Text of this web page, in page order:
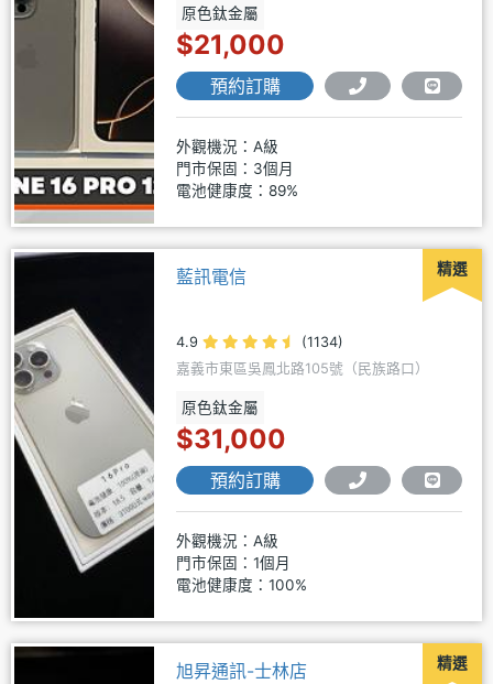
原色鈦金屬
$21,000
預約訂購
外觀機況：A級
門市保固：3個月
電池健康度：89%
精選
藍訊電信
4.9
(1134)
嘉義市東區吳鳳北路105號（民族路口）
原色鈦金屬
$31,000
預約訂購
外觀機況：A級
門市保固：1個月
電池健康度：100%
精選
旭昇通訊-士林店